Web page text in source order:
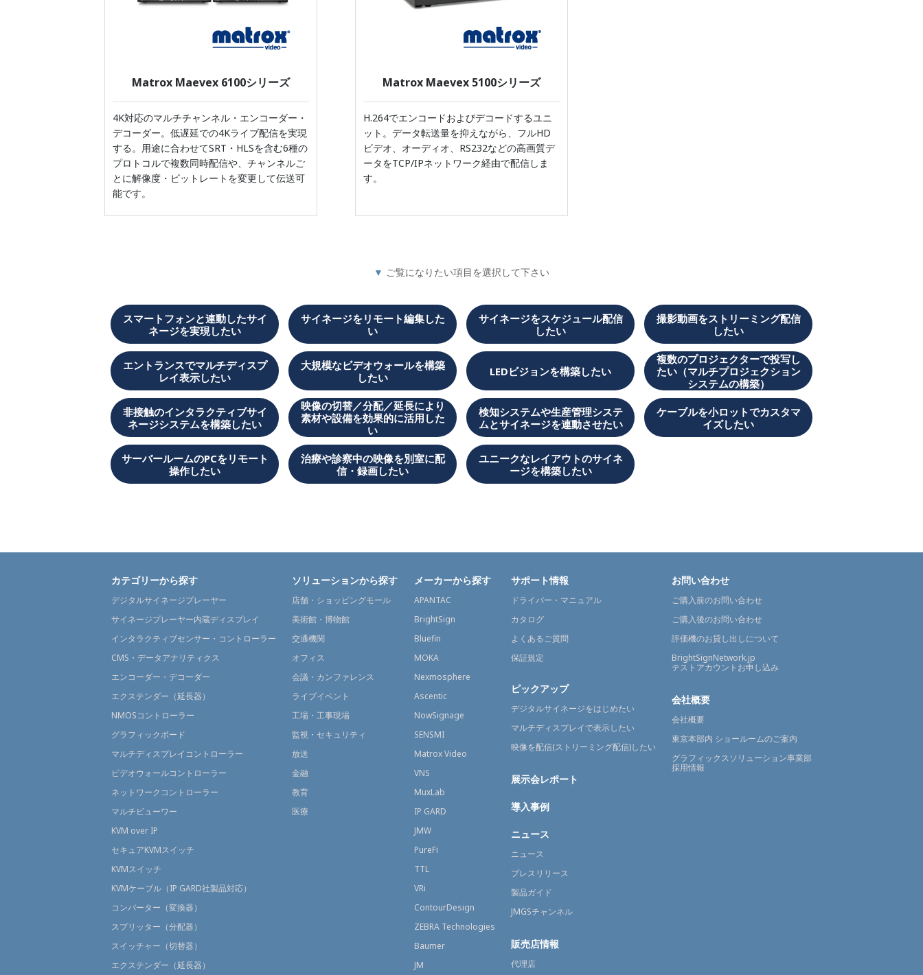
Matrox Maevex 6100シリーズ
4K対応のマルチチャンネル・エンコーダー・
デコーダー。低遅延での4Kライブ配信を実現
する。用途に合わせてSRT・HLSを含む6種の
プロトコルで複数同時配信や、チャンネルご
とに解像度・ビットレートを変更して伝送可
能です。
Matrox Maevex 5100シリーズ
H.264でエンコードおよびデコードするユニ
ット。データ転送量を抑えながら、フルHD
ビデオ、オーディオ、RS232などの高画質デ
ータをTCP/IPネットワーク経由で配信しま
す。
▼ ご覧になりたい項目を選択して下さい
スマートフォンと連動したサイ
ネージを実現したい
サイネージをリモート編集した
い
サイネージをスケジュール配信
したい
撮影動画をストリーミング配信
したい
エントランスでマルチディスプ
レイ表示したい
大規模なビデオウォールを構築
したい
LEDビジョンを構築したい
複数のプロジェクターで投写し
たい（マルチプロジェクション
システムの構築）
非接触のインタラクティブサイ
ネージシステムを構築したい
映像の切替／分配／延長により
素材や設備を効果的に活用した
い
検知システムや生産管理システ
ムとサイネージを連動させたい
ケーブルを小ロットでカスタマ
イズしたい
サーバールームのPCをリモート
操作したい
治療や診察中の映像を別室に配
信・録画したい
ユニークなレイアウトのサイネ
ージを構築したい
カテゴリーから探す
デジタルサイネージプレーヤー
サイネージプレーヤー内蔵ディスプレイ
インタラクティブセンサー・コントローラー
CMS・データアナリティクス
エンコーダー・デコーダー
エクステンダー（延長器）
NMOSコントローラー
グラフィックボード
マルチディスプレイコントローラー
ビデオウォールコントローラー
ネットワークコントローラー
マルチビューワー
KVM over IP
セキュアKVMスイッチ
KVMスイッチ
KVMケーブル（IP GARD社製品対応）
コンバーター（変換器）
スプリッター（分配器）
スイッチャー（切替器）
エクステンダー（延長器）
ソリューションから探す
店舗・ショッピングモール
美術館・博物館
交通機関
オフィス
会議・カンファレンス
ライブイベント
工場・工事現場
監視・セキュリティ
放送
金融
教育
医療
メーカーから探す
APANTAC
BrightSign
Bluefin
MOKA
Nexmosphere
Ascentic
NowSignage
SENSMI
Matrox Video
VNS
MuxLab
IP GARD
JMW
PureFi
TTL
VRi
ContourDesign
ZEBRA Technologies
Baumer
JM
サポート情報
ドライバー・マニュアル
カタログ
よくあるご質問
保証規定
ピックアップ
デジタルサイネージをはじめたい
マルチディスプレイで表示したい
映像を配信(ストリーミング配信)したい
展示会レポート
導入事例
ニュース
ニュース
プレスリリース
製品ガイド
JMGSチャンネル
販売店情報
代理店
お問い合わせ
ご購入前のお問い合わせ
ご購入後のお問い合わせ
評価機のお貸し出しについて
BrightSignNetwork.jp
テストアカウントお申し込み
会社概要
会社概要
東京本部内 ショールームのご案内
グラフィックスソリューション事業部
採用情報